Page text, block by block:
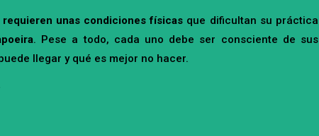
unas condiciones físicas que dificultan su práctica
. Pese a todo, cada uno debe ser consciente de sus
llegar y qué es mejor no hacer.